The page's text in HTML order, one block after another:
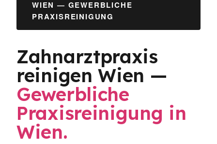
WIEN — GEWERBLICHE
PRAXISREINIGUNG
Zahnarztpraxis
reinigen Wien —
Gewerbliche
Praxisreinigung in
Wien.